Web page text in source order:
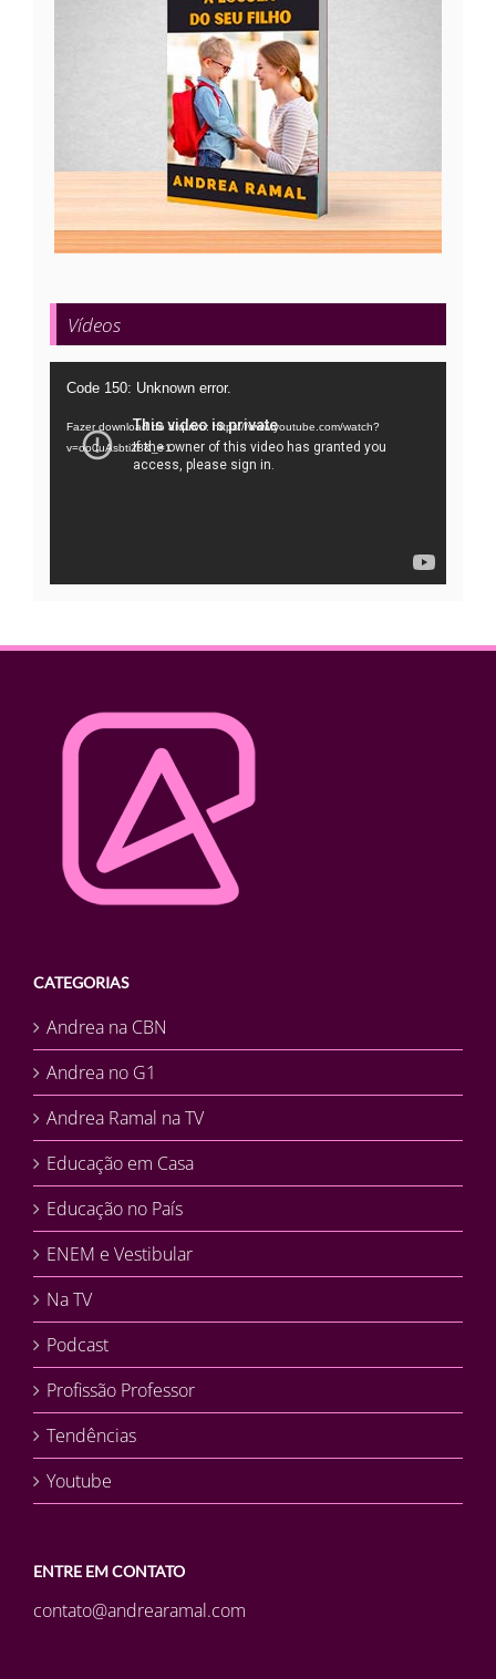
Vídeos
Tocador
vídeo
Code 150: Unknown error.
Fazer download do arquivo: https://www.youtube.com/watch?
v=oo0uAsbti28&_=1
CATEGORIAS
Andrea na CBN
Andrea no G1
Andrea Ramal na TV
Educação em Casa
Educação no País
ENEM e Vestibular
Na TV
Podcast
Profissão Professor
Tendências
Youtube
ENTRE EM CONTATO
contato@andrearamal.com